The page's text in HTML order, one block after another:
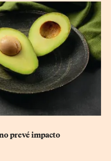
prevé impacto